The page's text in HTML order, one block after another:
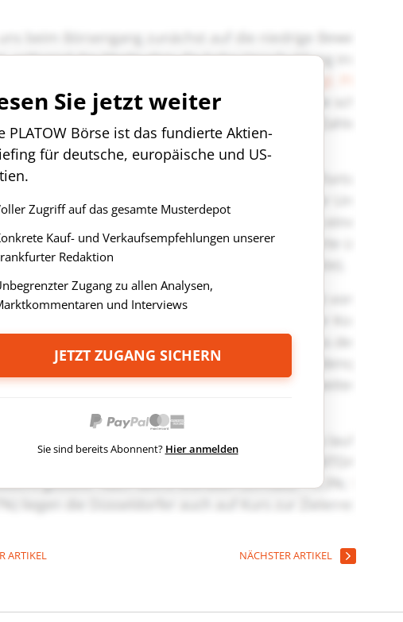
Sie jetzt weiter
PLATOW Börse ist das fundierte Aktien-
für deutsche, europäische und US-
Zugriff auf das gesamte Musterdepot
Kauf- und Verkaufsempfehlungen unserer
Redaktion
Zugang zu allen Analysen,
und Interviews
JETZT ZUGANG SICHERN
Sie sind bereits Abonnent? Hier anmelden
ARTIKEL NÄCHSTER ARTIKEL